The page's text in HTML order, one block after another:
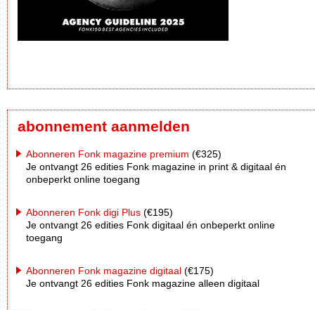
abonnement aanmelden
Abonneren Fonk magazine premium (€325)
Je ontvangt 26 edities Fonk magazine in print & digitaal én
onbeperkt online toegang
Abonneren Fonk digi Plus (€195)
Je ontvangt 26 edities Fonk digitaal én onbeperkt online
toegang
Abonneren Fonk magazine digitaal (€175)
Je ontvangt 26 edities Fonk magazine alleen digitaal